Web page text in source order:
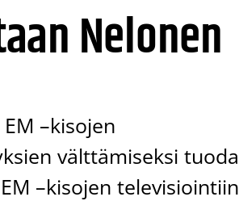
Nelonen
–kisojen
välttämiseksi tuoda
–kisojen televisiointiin